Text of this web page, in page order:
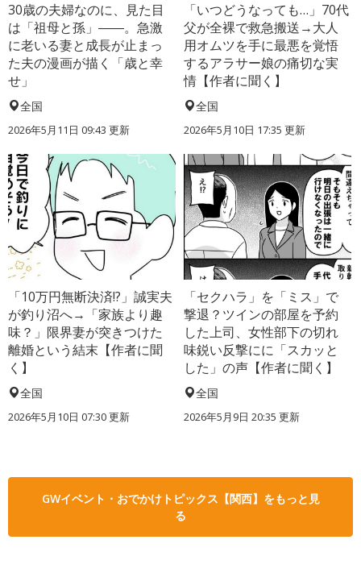
30歳の夫婦なのに、見た目
は「祖母と孫」――。急激
に老いる妻と成長が止まっ
た夫の漫画が描く「歳と幸
せ」
全国
2026年5月11日 09:43 更新
「いつどうなっても…」70代
父が全裸で救急搬送→大人
用オムツを手に最悪を覚悟
するアラサー娘の痛切な実
情【作者に聞く】
全国
2026年5月10日 17:35 更新
「10万円無断決済!?」誠実夫
が釣り沼へ→「家族より趣
味？」限界妻が突きつけた
離婚という結末【作者に聞
く】
全国
2026年5月10日 07:30 更新
「セクハラ」を「ミス」で
撃退？ツインの部屋を予約
した上司、女性部下の切れ
味鋭い反撃にに「スカッと
した」の声【作者に聞く】
全国
2026年5月9日 20:35 更新
GWイベント・おでかけトピックス【関西】をもっと見
る